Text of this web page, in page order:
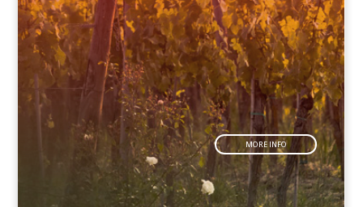
MORE INFO